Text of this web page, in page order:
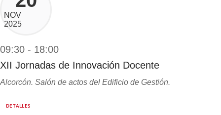
NOV
2025
09:30 - 18:00
XII Jornadas de Innovación Docente
Alcorcón. Salón de actos del Edificio de Gestión.
DETALLES